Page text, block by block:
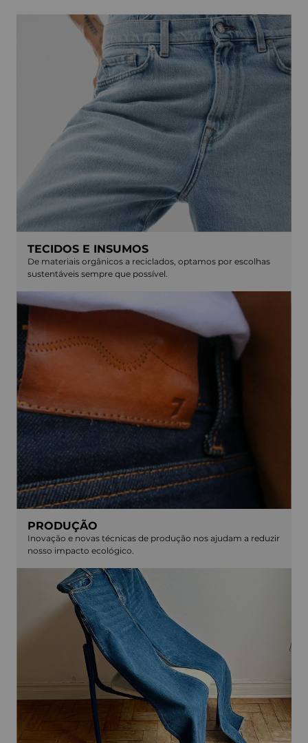
TECIDOS E INSUMOS
De materiais orgânicos a reciclados, optamos por escolhas
sustentáveis sempre que possível.
PRODUÇÃO
Inovação e novas técnicas de produção nos ajudam a reduzir
nosso impacto ecológico.